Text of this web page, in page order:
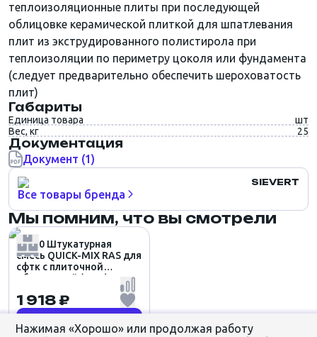
теплоизоляционные плиты при последующей
облицовке керамической плиткой для шпатлевания
плит из экструдированного полистирола при
теплоизоляции по периметру цоколя или фундамента
(следует предварительно обеспечить шероховатость
плит)
Габариты
Единица товара
шт
Вес, кг
25
Документация
Документ (1)
SIEVERT
Все товары бренда
Мы помним, что вы смотрели
72370 Штукатурная
смесь QUICK-MIX RAS для
сфтк с плиточной
облицовкой (25кг)
1 918 ₽
Заказать
Нажимая «Хорошо» или продолжая работу